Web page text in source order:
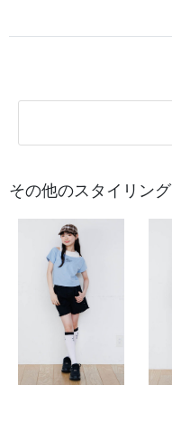
その他のスタイリング